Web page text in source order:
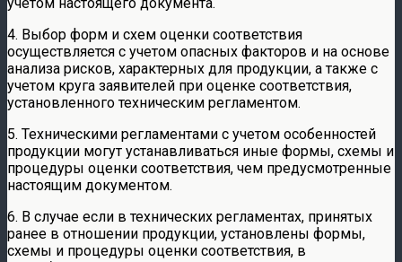
4. Выбор форм и схем оценки соответствия
осуществляется с учетом опасных факторов и на основе
анализа рисков, характерных для продукции, а также с
учетом круга заявителей при оценке соответствия,
установленного техническим регламентом.
5. Техническими регламентами с учетом особенностей
продукции могут устанавливаться иные формы, схемы и
процедуры оценки соответствия, чем предусмотренные
настоящим документом.
6. В случае если в технических регламентах, принятых
ранее в отношении продукции, установлены формы,
схемы и процедуры оценки соответствия, в